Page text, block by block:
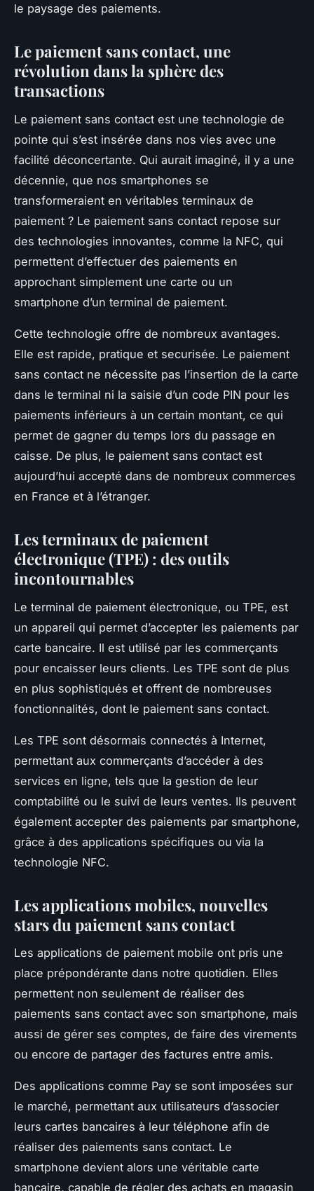
le paysage des paiements.
Le paiement sans contact, une
révolution dans la sphère des
transactions
Le paiement sans contact est une technologie de
pointe qui s’est insérée dans nos vies avec une
facilité déconcertante. Qui aurait imaginé, il y a une
décennie, que nos smartphones se
transformeraient en véritables terminaux de
paiement ? Le paiement sans contact repose sur
des technologies innovantes, comme la NFC, qui
permettent d’effectuer des paiements en
approchant simplement une carte ou un
smartphone d’un terminal de paiement.
Cette technologie offre de nombreux avantages.
Elle est rapide, pratique et securisée. Le paiement
sans contact ne nécessite pas l’insertion de la carte
dans le terminal ni la saisie d’un code PIN pour les
paiements inférieurs à un certain montant, ce qui
permet de gagner du temps lors du passage en
caisse. De plus, le paiement sans contact est
aujourd’hui accepté dans de nombreux commerces
en France et à l’étranger.
Les terminaux de paiement
électronique (TPE) : des outils
incontournables
Le terminal de paiement électronique, ou TPE, est
un appareil qui permet d’accepter les paiements par
carte bancaire. Il est utilisé par les commerçants
pour encaisser leurs clients. Les TPE sont de plus
en plus sophistiqués et offrent de nombreuses
fonctionnalités, dont le paiement sans contact.
Les TPE sont désormais connectés à Internet,
permettant aux commerçants d’accéder à des
services en ligne, tels que la gestion de leur
comptabilité ou le suivi de leurs ventes. Ils peuvent
également accepter des paiements par smartphone,
grâce à des applications spécifiques ou via la
technologie NFC.
Les applications mobiles, nouvelles
stars du paiement sans contact
Les applications de paiement mobile ont pris une
place prépondérante dans notre quotidien. Elles
permettent non seulement de réaliser des
paiements sans contact avec son smartphone, mais
aussi de gérer ses comptes, de faire des virements
ou encore de partager des factures entre amis.
Des applications comme Pay se sont imposées sur
le marché, permettant aux utilisateurs d’associer
leurs cartes bancaires à leur téléphone afin de
réaliser des paiements sans contact. Le
smartphone devient alors une véritable carte
bancaire, capable de régler des achats en magasin